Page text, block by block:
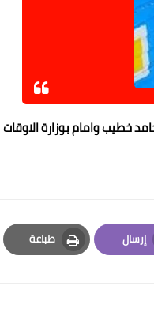
خطيب وامام بوزارة الاوقات
إرسال
Email
طباعة
Print